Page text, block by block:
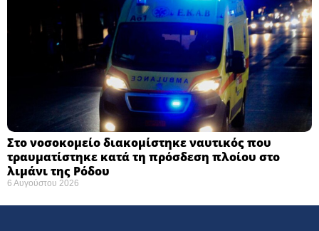
Στο νοσοκομείο διακομίστηκε ναυτικός που
τραυματίστηκε κατά τη πρόσδεση πλοίου στο
λιμάνι της Ρόδου
6 Αυγούστου 2026